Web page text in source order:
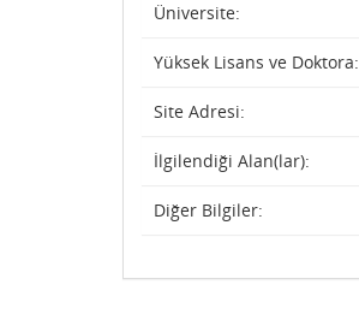
Üniversite:
Yüksek Lisans ve Doktora:
Site Adresi:
İlgilendiği Alan(lar):
Diğer Bilgiler: